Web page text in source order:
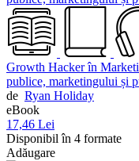
Growth Hacker în
publice, marketingului și
de Ryan Holiday
eBook
17,46 Lei
Disponibil în 4 formate
Adăugare